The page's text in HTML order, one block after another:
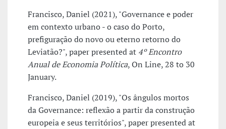
Francisco, Daniel (2021), "Governance e poder
em contexto urbano - o caso do Porto,
prefiguração do novo ou eterno retorno do
Leviatão?", paper presented at 4º Encontro
Anual de Economia Política, On Line, 28 to 30
January.
Francisco, Daniel (2019), "Os ângulos mortos
da Governance: reflexão a partir da construção
europeia e seus territórios", paper presented at